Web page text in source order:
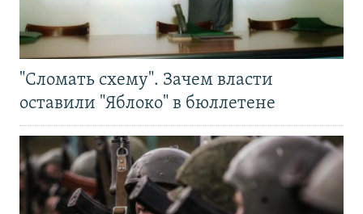
"Сломать схему". Зачем власти
оставили "Яблоко" в бюллетене